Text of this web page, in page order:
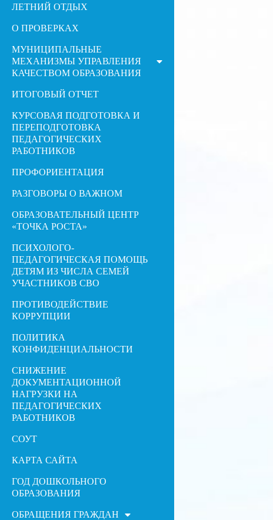
ЛЕТНИЙ ОТДЫХ
О ПРОВЕРКАХ
МУНИЦИПАЛЬНЫЕ
МЕХАНИЗМЫ УПРАВЛЕНИЯ
КАЧЕСТВОМ ОБРАЗОВАНИЯ
ИТОГОВЫЙ ОТЧЕТ
КУРСОВАЯ ПОДГОТОВКА И
ПЕРЕПОДГОТОВКА
ПЕДАГОГИЧЕСКИХ
РАБОТНИКОВ
ПРОФОРИЕНТАЦИЯ
РАЗГОВОРЫ О ВАЖНОМ
ОБРАЗОВАТЕЛЬНЫЙ ЦЕНТР
«ТОЧКА РОСТА»
ПСИХОЛОГО-
ПЕДАГОГИЧЕСКАЯ ПОМОЩЬ
ДЕТЯМ ИЗ ЧИСЛА СЕМЕЙ
УЧАСТНИКОВ СВО
ПРОТИВОДЕЙСТВИЕ
КОРРУПЦИИ
ПОЛИТИКА
КОНФИДЕНЦИАЛЬНОСТИ
СНИЖЕНИЕ
ДОКУМЕНТАЦИОННОЙ
НАГРУЗКИ НА
ПЕДАГОГИЧЕСКИХ
РАБОТНИКОВ
СОУТ
КАРТА САЙТА
ГОД ДОШКОЛЬНОГО
ОБРАЗОВАНИЯ
ОБРАЩЕНИЯ ГРАЖДАН